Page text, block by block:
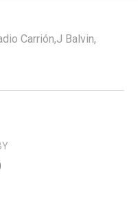
Carrión,J Balvin,